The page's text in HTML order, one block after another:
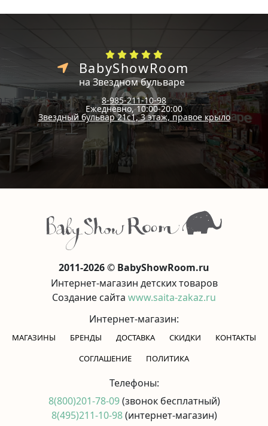
BabyShowRoom
на Звездном бульваре
8-985-211-10-98
Ежедневно, 10:00-20:00
Звездный бульвар 21с1, 3 этаж, правое крыло
2011-2026 © BabyShowRoom.ru
Интернет-магазин детских товаров
Создание сайта www.saita-zakaz.ru
Интернет-магазин:
МАГАЗИНЫ БРЕНДЫ ДОСТАВКА СКИДКИ
КОНТАКТЫ
CОГЛАШЕНИЕ
ПОЛИТИКА
Телефоны:
8(800)201-78-09(звонок бесплатный)
8(495)211-10-98(интернет-магазин)